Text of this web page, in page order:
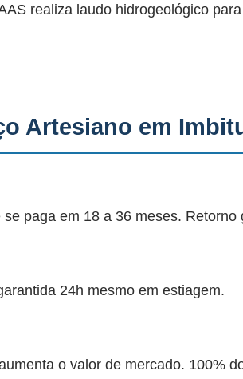
realiza laudo hidrogeológico
Artesiano em
paga em 18 a 36 meses.
24h mesmo em estiagem.
o valor de mercado. 100%